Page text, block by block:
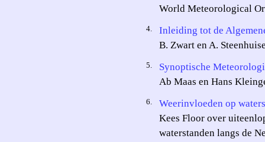
World Meteorological
4.
Inleiding tot de
B. Zwart en A.
5.
Synoptische
Ab Maas en Hans
6.
Weerinvloeden op
Kees Floor over
waterstanden langs de